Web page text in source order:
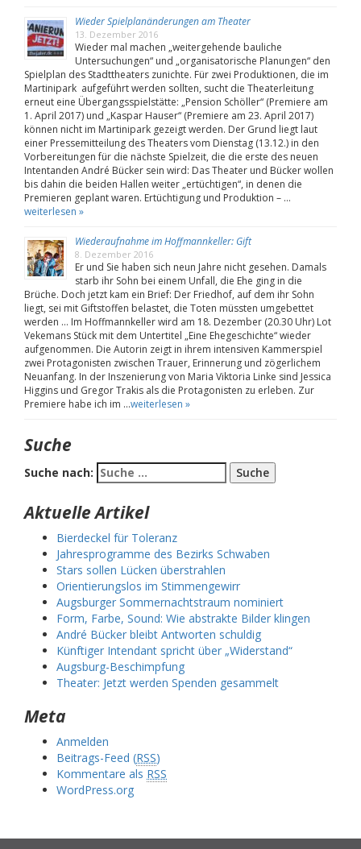
Wieder Spielplanänderungen am Theater
13. Dezember 2016
Wieder mal machen „weitergehende bauliche
Untersuchungen“ und „organisatorische Planungen“ den
Spielplan des Stadttheaters zunichte. Für zwei Produktionen, die im
Martinipark aufgeführt werden sollten, sucht die Theaterleitung
erneut eine Übergangsspielstätte: „Pension Schöller“ (Premiere am
1. April 2017) und „Kaspar Hauser“ (Premiere am 23. April 2017)
können nicht im Martinipark gezeigt werden. Der Grund liegt laut
einer Pressemitteilung des Theaters vom Dienstag (13.12.) in den
Vorbereitungen für die nächste Spielzeit, die die erste des neuen
Intentanden André Bücker sein wird: Das Theater und Bücker wollen
bis dahin die beiden Hallen weiter „ertüchtigen“, in denen die
Premieren geplant waren. Ertüchtigung und Produktion – …
weiterlesen »
Wiederaufnahme im Hoffmannkeller: Gift
8. Dezember 2016
Er und Sie haben sich neun Jahre nicht gesehen. Damals
starb ihr Sohn bei einem Unfall, die Ehe ging in die
Brüche. Doch jetzt kam ein Brief: Der Friedhof, auf dem ihr Sohn
liegt, sei mit Giftstoffen belastet, die Toten müssten umgebettet
werden … Im Hoffmannkeller wird am 18. Dezember (20.30 Uhr) Lot
Vekemans Stück mit dem Untertitel „Eine Ehegeschichte“ wieder
aufgenommen. Die Autorin zeigt in ihrem intensiven Kammerspiel
zwei Protagonisten zwischen Trauer, Erinnerung und zögerlichem
Neuanfang. In der Inszenierung von Maria Viktoria Linke sind Jessica
Higgins und Gregor Trakis als die Protagonisten zu erleben. Zur
Premiere habe ich im …weiterlesen »
Suche
Suche nach:
Aktuelle Artikel
Bierdeckel für Toleranz
Jahresprogramme des Bezirks Schwaben
Stars sollen Lücken überstrahlen
Orientierungslos im Stimmengewirr
Augsburger Sommernachtstraum nominiert
Form, Farbe, Sound: Wie abstrakte Bilder klingen
André Bücker bleibt Antworten schuldig
Künftiger Intendant spricht über „Widerstand“
Augsburg-Beschimpfung
Theater: Jetzt werden Spenden gesammelt
Meta
Anmelden
Beitrags-Feed (RSS)
Kommentare als RSS
WordPress.org